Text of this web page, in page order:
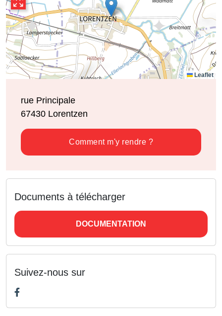
Leaflet
rue Principale
67430 Lorentzen
Comment m'y rendre ?
Documents à télécharger
DOCUMENTATION
Suivez-nous sur